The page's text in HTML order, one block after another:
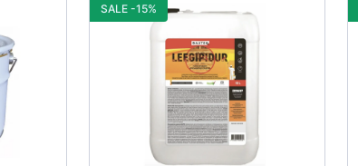
SALE -15%